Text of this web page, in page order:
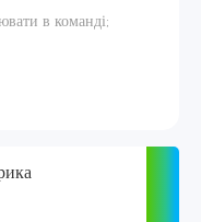
в команді;